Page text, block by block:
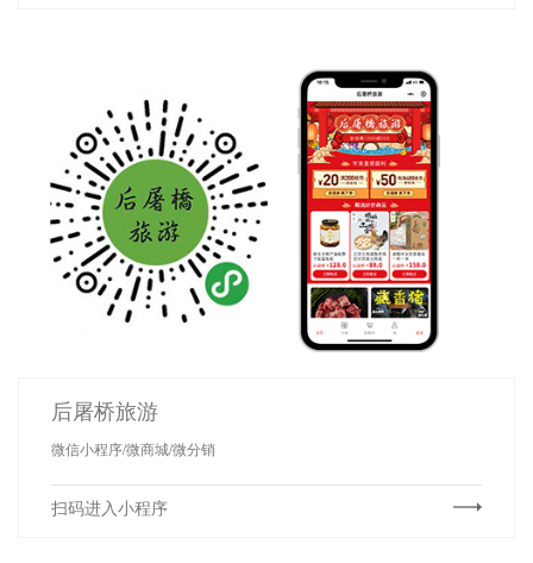
后屠桥旅游
微信小程序/微商城/微分销
扫码进入小程序